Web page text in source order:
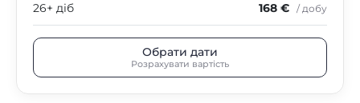
26+ діб 168 € / добу
Обрати дати
Розрахувати вартість